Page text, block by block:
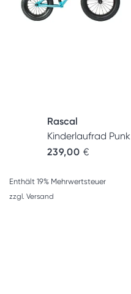
Rascal
Kinderlaufrad Punk
239,00 €
Enthält 19% Mehrwertsteuer
zzgl. Versand